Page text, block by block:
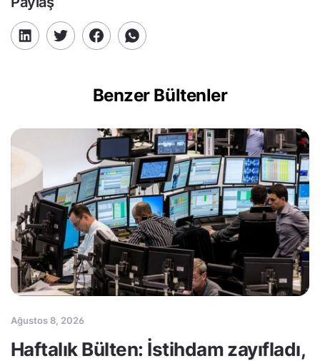
Benzer Bültenler
Ağustos 8, 2026
Haftalık Bülten: İstihdam zayıfladı,